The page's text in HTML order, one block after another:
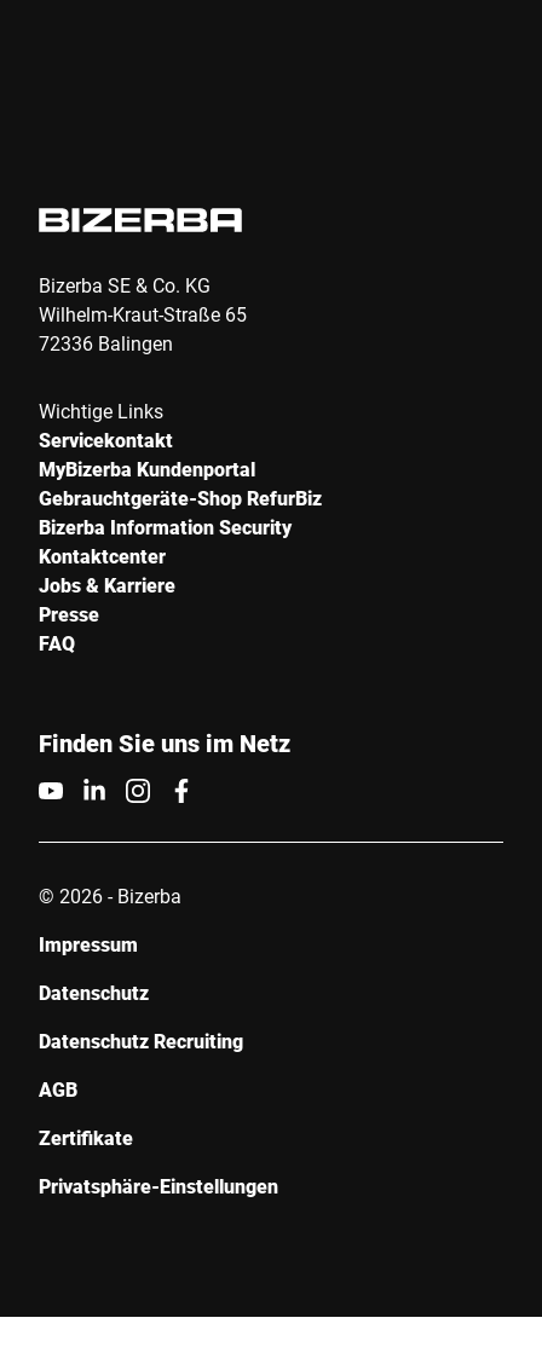
Bizerba SE & Co. KG
Wilhelm-Kraut-Straße 65
72336 Balingen
Wichtige Links
Servicekontakt
MyBizerba Kundenportal
Gebrauchtgeräte-Shop RefurBiz
Bizerba Information Security
Kontaktcenter
Jobs & Karriere
Presse
FAQ
Finden Sie uns im Netz
© 2026 - Bizerba
Impressum
Datenschutz
Datenschutz Recruiting
AGB
Zertifikate
Privatsphäre-Einstellungen